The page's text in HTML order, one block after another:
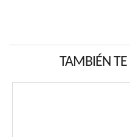
TAMBIÉN TE